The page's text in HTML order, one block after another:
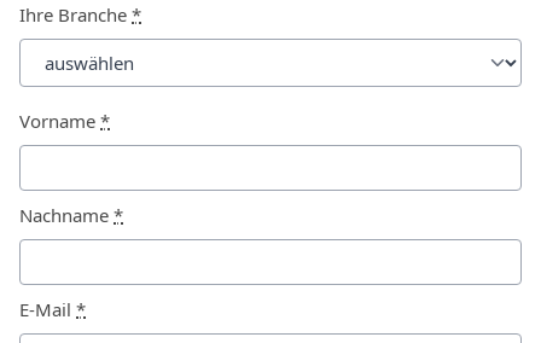
Ihre Branche *
Vorname *
Nachname *
E-Mail *